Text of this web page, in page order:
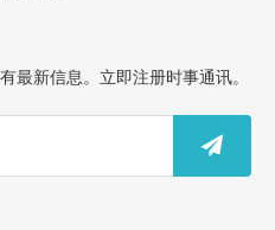
How To Find A Reliable OEM Factory for FY1410 HEPA Filter Customization
filter factory? We provide
最新信息。立即注册时事通讯。